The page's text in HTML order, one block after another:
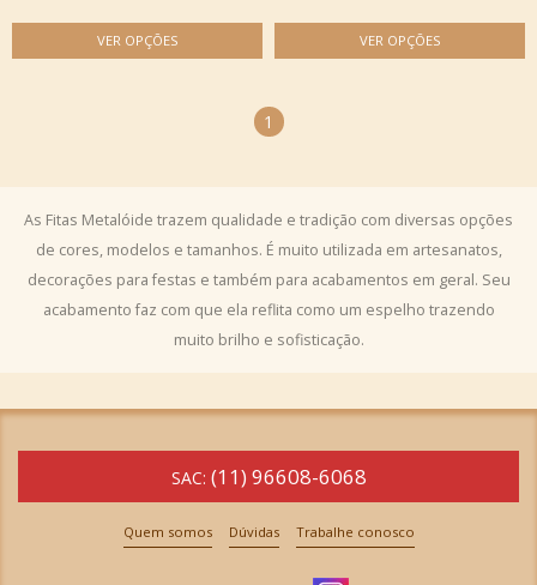
1
As Fitas Metalóide trazem qualidade e tradição com diversas opções
de cores, modelos e tamanhos. É muito utilizada em artesanatos,
decorações para festas e também para acabamentos em geral. Seu
acabamento faz com que ela reflita como um espelho trazendo
muito brilho e sofisticação.
SAC: (11) 96608-6068
Quem somos Dúvidas Trabalhe conosco